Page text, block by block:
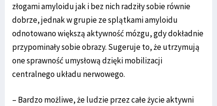
złogami amyloidu jak i bez nich radziły sobie równie
dobrze, jednak w grupie ze splątkami amyloidu
odnotowano większą aktywność mózgu, gdy dokładnie
przypominały sobie obrazy. Sugeruje to, że utrzymują
one sprawność umysłową dzięki mobilizacji
centralnego układu nerwowego.
– Bardzo możliwe, że ludzie przez całe życie aktywni